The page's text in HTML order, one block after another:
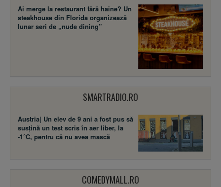
Ai merge la restaurant fără haine? Un
steakhouse din Florida organizează
lunar seri de „nude dining”
SMARTRADIO.RO
Austria| Un elev de 9 ani a fost pus să
susţină un test scris în aer liber, la
-1°C, pentru că nu avea mască
COMEDYMALL.RO